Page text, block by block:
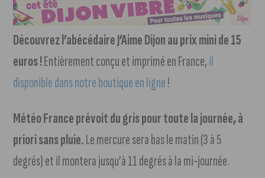
Découvrez l’abécédaire J’Aime Dijon au prix mini de 15
euros !Entièrement conçu et imprimé en France,il
disponible dans notre boutique en ligne!
Météo France prévoit du gris pour toute la journée, à
priori sans pluie.Le mercure sera bas le matin (3 à 5
degrés) et il montera jusqu’à 11 degrés à la mi-journée.